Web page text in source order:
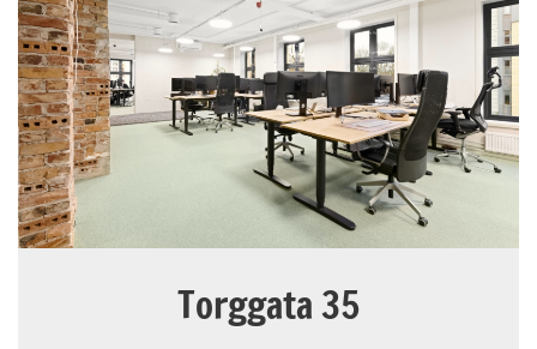
Torggata 35